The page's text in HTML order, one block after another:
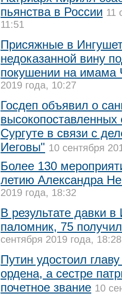
пьянства в России 11
11:51
Присяжные в
недоказанной вину
покушении на имама
2019 года, 10:27
Госдеп объявил о
высокопоставленных
Сургуте в связи с
Иеговы" 10 сентября
Более 130
летию Александра
2019 года, 18:32
В результате давки
паломник, 75
сентября 2019 года, 18:28
Путин удостоил
ордена, а сестре
почетное звание 10